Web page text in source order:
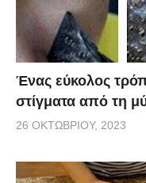
Ένας εύκολος
στίγματα από τη
26 ΟΚΤΩΒΡΊΟΥ, 2023